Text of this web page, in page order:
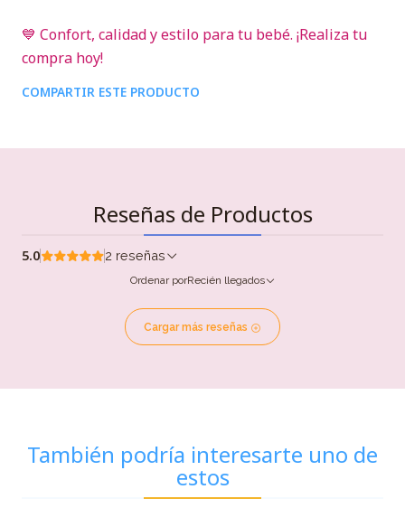
💙 Confort, calidad y estilo para tu bebé. ¡Realiza tu
compra hoy!
COMPARTIR ESTE PRODUCTO
Reseñas de Productos
5.0 2 reseñas
Ordenar porRecién llegados
Cargar más reseñas
También podría interesarte uno de
estos